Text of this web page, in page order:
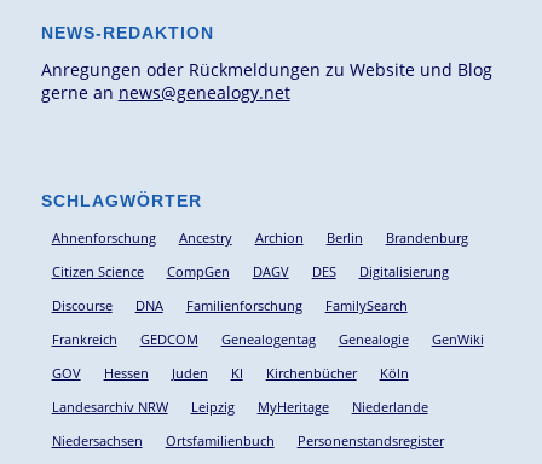
NEWS-REDAKTION
Anregungen oder Rückmeldungen zu Website und Blog
gerne an news@genealogy.net
SCHLAGWÖRTER
Ahnenforschung Ancestry Archion Berlin
Brandenburg
Citizen Science
CompGen DAGV DES
Digitalisierung
Discourse
DNA Familienforschung
FamilySearch
Frankreich
GEDCOM Genealogentag Genealogie
GenWiki
GOV
Hessen Juden KI Kirchenbücher
Köln
Landesarchiv NRW
Leipzig MyHeritage
Niederlande
Niedersachsen
Ortsfamilienbuch
Personenstandsregister